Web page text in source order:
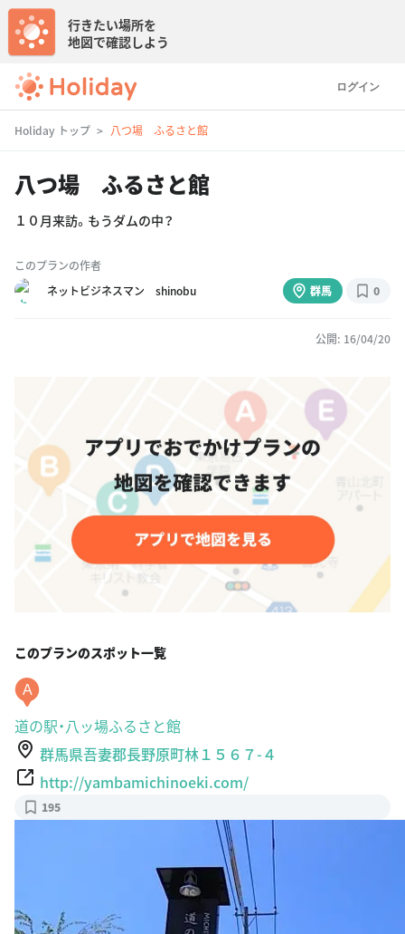
ログイン
行きたい場所を
地図で確認しよう
Holiday トップ 八つ場 ふるさと館
八つ場 ふるさと館
１０月来訪。もうダムの中？
このプランの作者
ネットビジネスマン shinobu
群馬 0
公開: 16/04/20
このプランのスポット一覧
A
道の駅・八ッ場ふるさと館
群馬県吾妻郡長野原町林１５６７-４
http://yambamichinoeki.com/
195